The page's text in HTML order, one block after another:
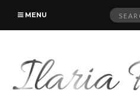
MENU
Search